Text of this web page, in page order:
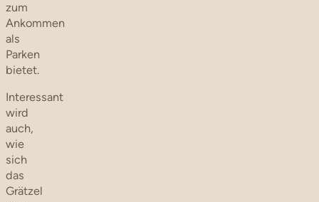
zum
Ankommen
als
Parken
bietet.
Interessant
wird
auch,
wie
sich
das
Grätzel